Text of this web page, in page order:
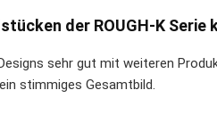
der ROUGH-K Serie
sehr gut mit weiteren
stimmiges Gesamtbild.